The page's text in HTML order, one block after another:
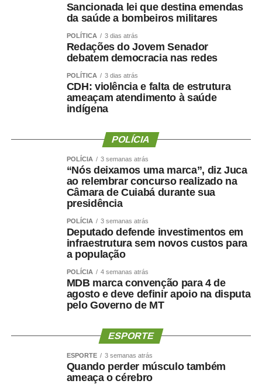
Sancionada lei que destina emendas
da saúde a bombeiros militares
POLÍTICA 3 dias atrás
Redações do Jovem Senador
debatem democracia nas redes
POLÍTICA 3 dias atrás
CDH: violência e falta de estrutura
ameaçam atendimento à saúde
indígena
POLÍCIA
POLÍCIA 3 semanas atrás
“Nós deixamos uma marca”, diz Juca
ao relembrar concurso realizado na
Câmara de Cuiabá durante sua
presidência
POLÍCIA 3 semanas atrás
Deputado defende investimentos em
infraestrutura sem novos custos para
a população
POLÍCIA 4 semanas atrás
MDB marca convenção para 4 de
agosto e deve definir apoio na disputa
pelo Governo de MT
ESPORTE
ESPORTE 3 semanas atrás
Quando perder músculo também
ameaça o cérebro